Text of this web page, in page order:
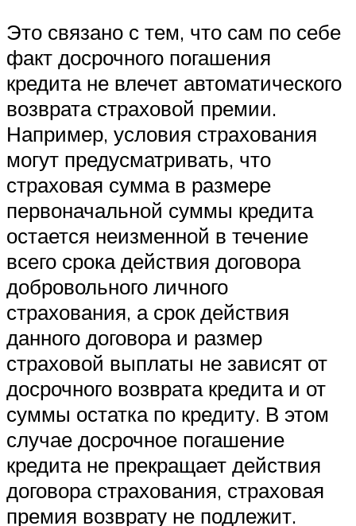
Это связано с тем, что сам по себе
факт досрочного погашения
кредита не влечет автоматического
возврата страховой премии.
Например, условия страхования
могут предусматривать, что
страховая сумма в размере
первоначальной суммы кредита
остается неизменной в течение
всего срока действия договора
добровольного личного
страхования, а срок действия
данного договора и размер
страховой выплаты не зависят от
досрочного возврата кредита и от
суммы остатка по кредиту. В этом
случае досрочное погашение
кредита не прекращает действия
договора страхования, страховая
премия возврату не подлежит.